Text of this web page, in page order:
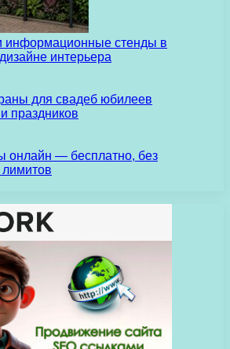
информационные стенды в
интерьера
для свадеб юбилеев
праздников
онлайн — бесплатно, без
лимитов